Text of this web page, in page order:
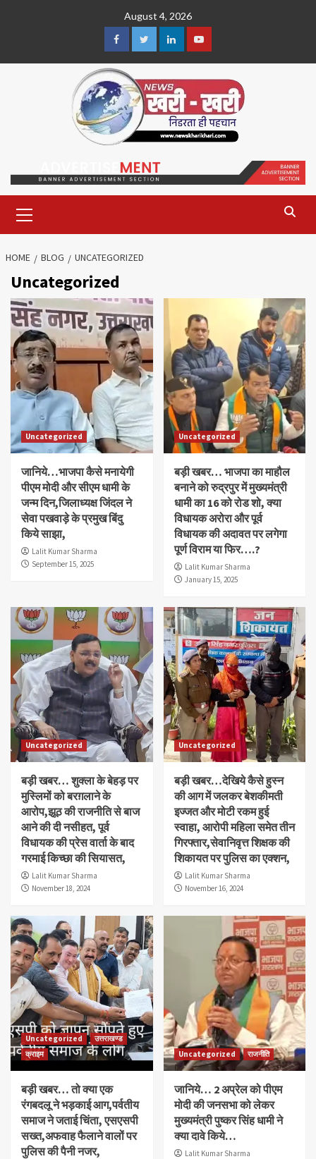
August 4, 2026
FacebookTwitterLinkedinYoutube
Menu
HOME BLOG UNCATEGORIZED
Uncategorized
Uncategorized
जानिये…भाजपा कैसे मनायेगी
पीएम मोदी और सीएम धामी के
जन्म दिन,जिलाध्यक्ष जिंदल ने
सेवा पखवाड़े के प्रमुख बिंदु
किये साझा,
Lalit Kumar Sharma
September 15, 2025
Uncategorized
बड़ी खबर… भाजपा का माहौल
बनाने को रुद्रपुर में मुख्यमंत्री
धामी का 16 को रोड शो, क्या
विधायक अरोरा और पूर्व
विधायक की अदावत पर लगेगा
पूर्ण विराम या फिर….?
Lalit Kumar Sharma
January 15, 2025
Uncategorized
बड़ी खबर… शुक्ला के बेहड़ पर
मुस्लिमों को बरग़लाने के
आरोप,झूठ की राजनीति से बाज
आने की दी नसीहत, पूर्व
विधायक की प्रेस वार्ता के बाद
गरमाई किच्छा की सियासत,
Lalit Kumar Sharma
November 18, 2024
Uncategorized
बड़ी खबर…देखिये कैसे हुस्न
की आग में जलकर बेशकीमती
इज्जत और मोटी रकम हुई
स्वाहा, आरोपी महिला समेत तीन
गिरफ्तार,सेवानिवृत्त शिक्षक की
शिकायत पर पुलिस का एक्शन,
Lalit Kumar Sharma
November 16, 2024
Uncategorized
उत्तराखण्ड
क्राइम
बड़ी खबर… तो क्या एक
रंगबदलू ने भड़काई आग,पर्वतीय
समाज ने जताई चिंता, एसएसपी
सख्त,अफवाह फैलाने वालों पर
पुलिस की पैनी नजर,
Uncategorized राजनीति
जानिये… 2 अप्रेल को पीएम
मोदी की जनसभा को लेकर
मुख्यमंत्री पुष्कर सिंह धामी ने
क्या दावे किये…
Lalit Kumar Sharma